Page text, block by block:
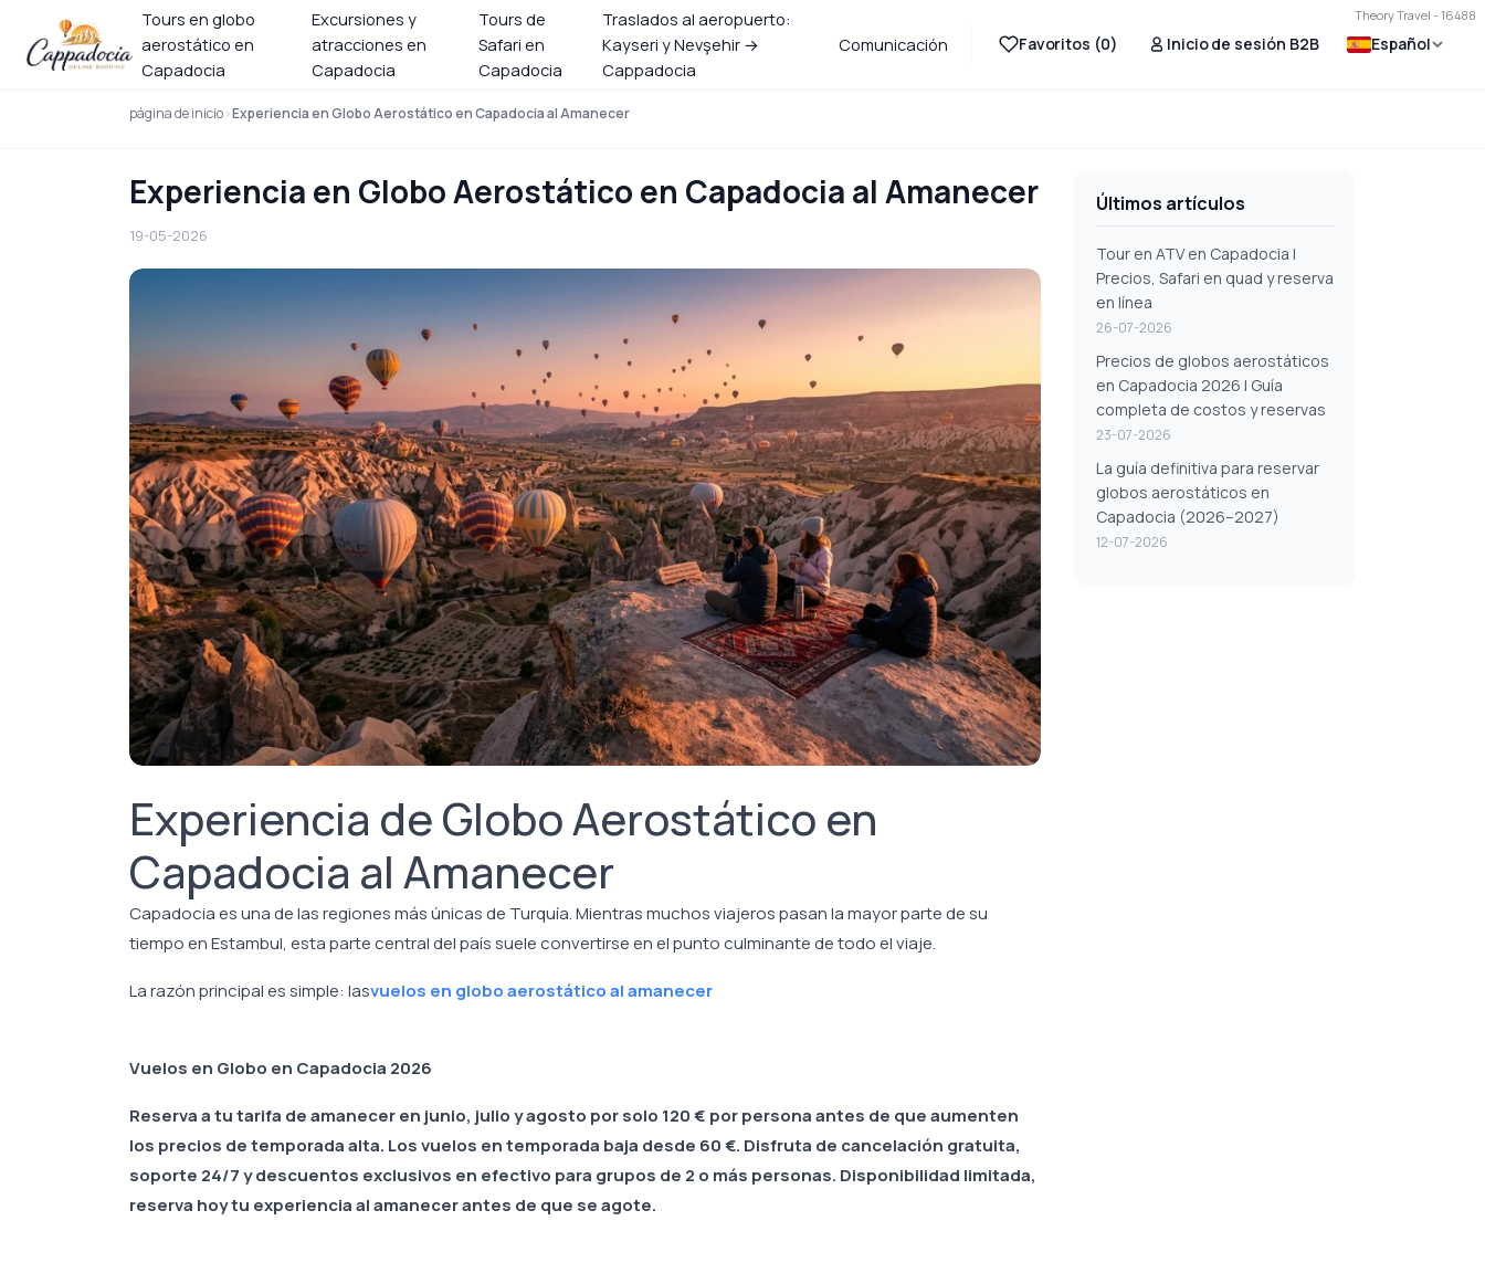
Theory Travel - 16488
Tours en globo
aerostático en
Capadocia
Excursiones y
atracciones en
Capadocia
Tours de
Safari en
Capadocia
Traslados al aeropuerto:
Kayseri y Nevşehir →
Cappadocia
Comunicación Favoritos (0) Inicio de sesión B2B Español
página de inicio Experiencia en Globo Aerostático en Capadocia al Amanecer
Experiencia en Globo Aerostático en Capadocia al Amanecer
19-05-2026
Experiencia de Globo Aerostático en
Capadocia al Amanecer
Capadocia es una de las regiones más únicas de Turquía. Mientras muchos viajeros pasan la mayor parte de su
tiempo en Estambul, esta parte central del país suele convertirse en el punto culminante de todo el viaje.
La razón principal es simple: lasvuelos en globo aerostático al amanecer
Vuelos en Globo en Capadocia 2026
Reserva a tu tarifa de amanecer en junio, julio y agosto por solo 120 € por persona antes de que aumenten
los precios de temporada alta. Los vuelos en temporada baja desde 60 €. Disfruta de cancelación gratuita,
soporte 24/7 y descuentos exclusivos en efectivo para grupos de 2 o más personas. Disponibilidad limitada,
reserva hoy tu experiencia al amanecer antes de que se agote.
Últimos artículos
Tour en ATV en Capadocia |
Precios, Safari en quad y reserva
en línea
26-07-2026
Precios de globos aerostáticos
en Capadocia 2026 | Guía
completa de costos y reservas
23-07-2026
La guía definitiva para reservar
globos aerostáticos en
Capadocia (2026–2027)
12-07-2026